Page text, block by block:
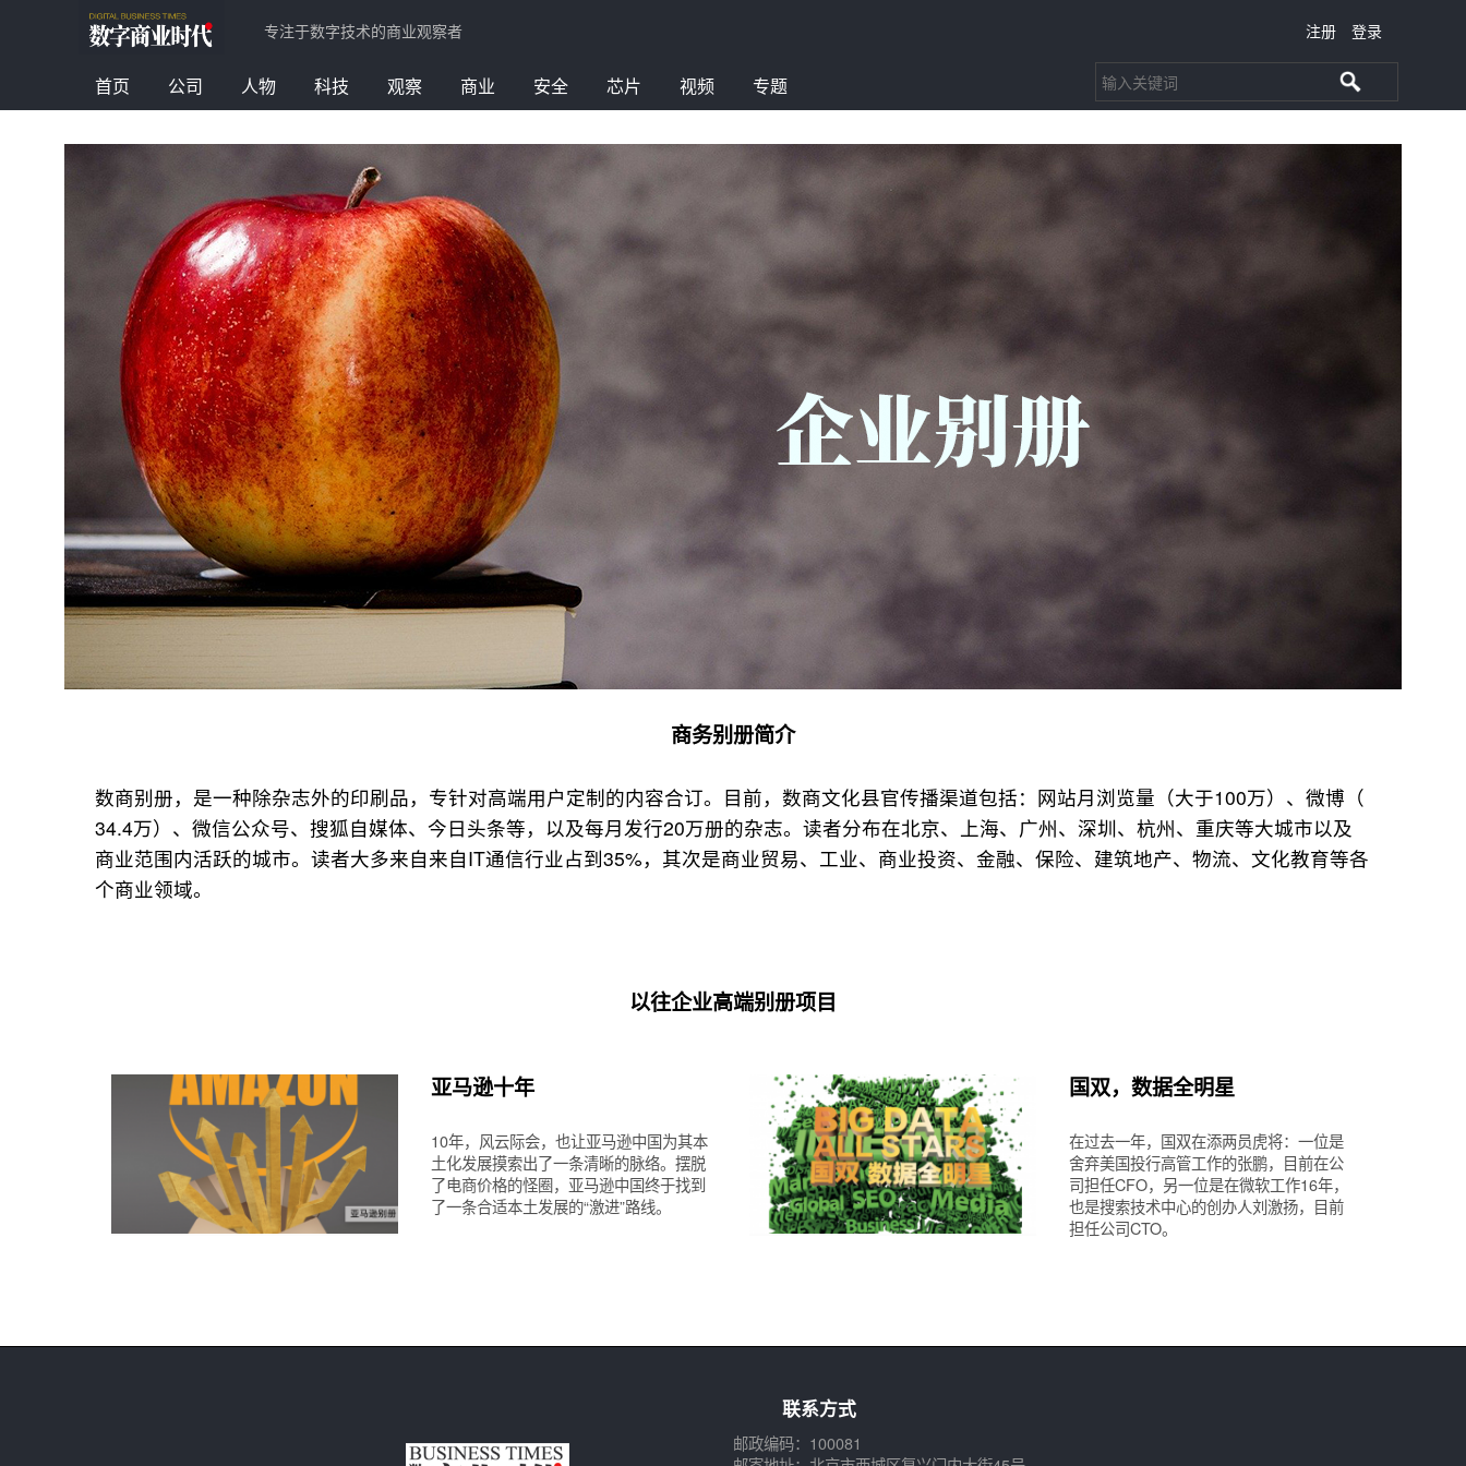
专注于数字技术的商业观察者 注册 登录
首页 公司 人物 科技 观察 商业 安全 芯片 视频 专题
商务别册简介
数商别册，是一种除杂志外的印刷品，专针对高端用户定制的内容合订。目前，数商文化县官传播渠道包括：网站月浏览量（大于100万）、微博（
34.4万）、微信公众号、搜狐自媒体、今日头条等，以及每月发行20万册的杂志。读者分布在北京、上海、广州、深圳、杭州、重庆等大城市以及
商业范围内活跃的城市。读者大多来自来自IT通信行业占到35%，其次是商业贸易、工业、商业投资、金融、保险、建筑地产、物流、文化教育等各
个商业领域。
以往企业高端别册项目
亚马逊十年
10年，风云际会，也让亚马逊中国为其本
土化发展摸索出了一条清晰的脉络。摆脱
了电商价格的怪圈，亚马逊中国终于找到
了一条合适本土发展的“激进”路线。
国双，数据全明星
在过去一年，国双在添两员虎将：一位是
舍弃美国投行高管工作的张鹏，目前在公
司担任CFO，另一位是在微软工作16年，
也是搜索技术中心的创办人刘激扬，目前
担任公司CTO。
联系方式
邮政编码：100081